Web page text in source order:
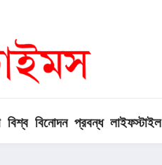
বিশ্ব বিনোদন প্রবন্ধ লাইফস্টাইল